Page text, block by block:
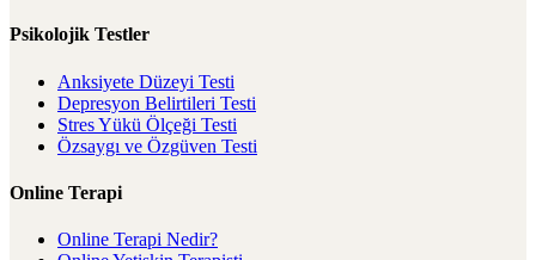
Psikolojik Testler
Anksiyete Düzeyi Testi
Depresyon Belirtileri Testi
Stres Yükü Ölçeği Testi
Özsaygı ve Özgüven Testi
Online Terapi
Online Terapi Nedir?